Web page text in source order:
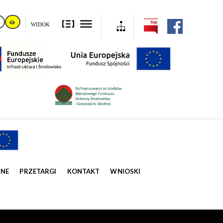
WIDOK
PRZETARGI KONTAKT WNIOSKI